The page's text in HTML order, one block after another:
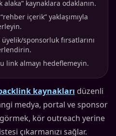
alaka” kaynaklara odaklanın.
içerik” yaklaşımıyla
sponsorluk fırsatlarını
link almayı hedeflemeyin.
kaynakları düzenli
medya, portal ve sponsor
görmek, kör outreach yerine
çıkarmanızı sağlar.